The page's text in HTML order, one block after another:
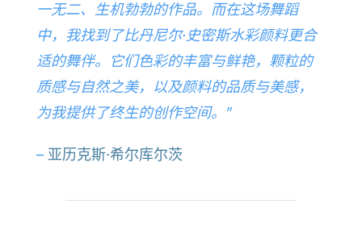
资源
查找零售商
一无二、生机勃勃的作品。而在这场舞蹈
中，我找到了比丹尼尔·史密斯水彩颜料更合
适的舞伴。它们色彩的丰富与鲜艳，颗粒的
质感与自然之美，以及颜料的品质与美感，
为我提供了终生的创作空间。”
– 亚历克斯·希尔库尔茨